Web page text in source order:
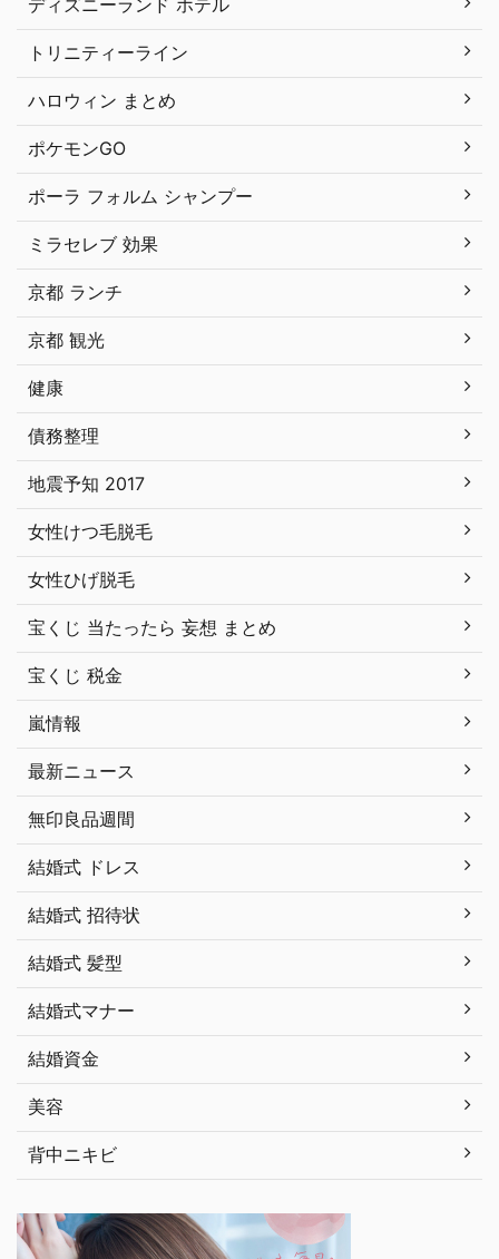
ディズニーランド ホテル
トリニティーライン
ハロウィン まとめ
ポケモンGO
ポーラ フォルム シャンプー
ミラセレブ 効果
京都 ランチ
京都 観光
健康
債務整理
地震予知 2017
女性けつ毛脱毛
女性ひげ脱毛
宝くじ 当たったら 妄想 まとめ
宝くじ 税金
嵐情報
最新ニュース
無印良品週間
結婚式 ドレス
結婚式 招待状
結婚式 髪型
結婚式マナー
結婚資金
美容
背中ニキビ